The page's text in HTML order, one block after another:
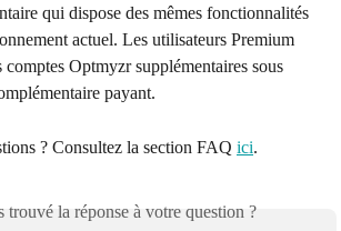
qui dispose des mêmes fonctionnalités
actuel. Les utilisateurs Premium
comptes Optmyzr supplémentaires sous
payant.
? Consultez la section FAQ ici.
trouvé la réponse à votre question ?